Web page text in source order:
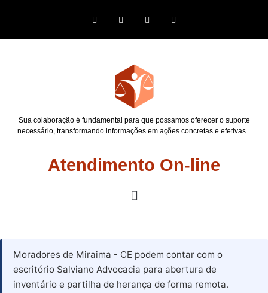
Sua colaboração é fundamental para que possamos oferecer o suporte
necessário, transformando informações em ações concretas e efetivas.
Atendimento On-line
Moradores de Miraima - CE podem contar com o
escritório Salviano Advocacia para abertura de
inventário e partilha de herança de forma remota.